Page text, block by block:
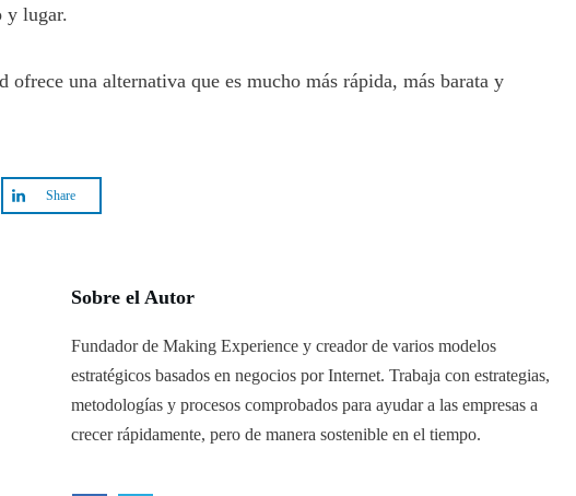
y lugar.
ofrece una alternativa que es mucho más rápida, más barata y
Share
Sobre el Autor
Fundador de Making Experience y creador de varios modelos
estratégicos basados en negocios por Internet. Trabaja con estrategias,
metodologías y procesos comprobados para ayudar a las empresas a
crecer rápidamente, pero de manera sostenible en el tiempo.